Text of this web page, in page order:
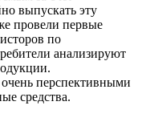
выпускать эту
провели первые
по
анализируют
перспективными
средства.